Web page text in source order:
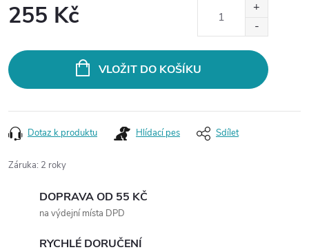
255 Kč
VLOŽIT DO KOŠÍKU
Dotaz k produktu Hlídací pes Sdílet
Záruka: 2 roky
DOPRAVA OD 55 KČ
na výdejní místa DPD
RYCHLÉ DORUČENÍ